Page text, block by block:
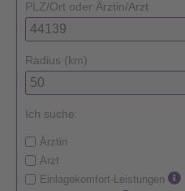
PLZ/Ort oder Ärztin/Arzt
Radius (km)
Ich suche:
Ärztin
Arzt
Einlagekomfort-Leistungen